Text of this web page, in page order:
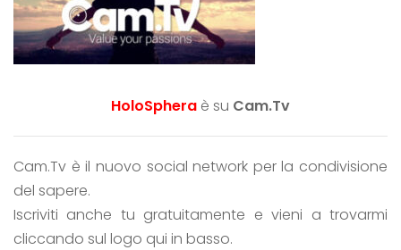
HoloSphera è su Cam.Tv
Cam.Tv è il nuovo social network per la condivisione
del sapere.
Iscriviti anche tu gratuitamente e vieni a trovarmi
cliccando sul logo qui in basso.